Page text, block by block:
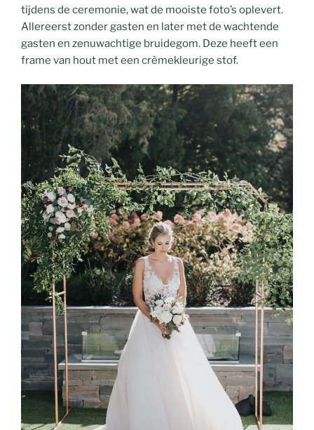
tijdens de ceremonie, wat de mooiste foto’s oplevert.
Allereerst zonder gasten en later met de wachtende
gasten en zenuwachtige bruidegom. Deze heeft een
frame van hout met een crèmekleurige stof.